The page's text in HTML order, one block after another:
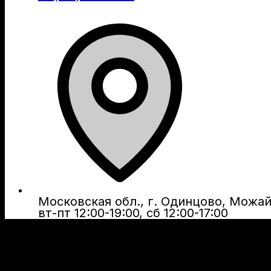
Московская обл., г. Одинцово,
вт-пт 12:00-19:00, сб 12:00-17:00